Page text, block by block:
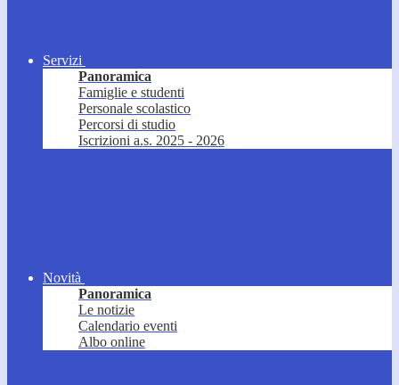
Servizi
Panoramica
Famiglie e studenti
Personale scolastico
Percorsi di studio
Iscrizioni a.s. 2025 - 2026
Novità
Panoramica
Le notizie
Calendario eventi
Albo online